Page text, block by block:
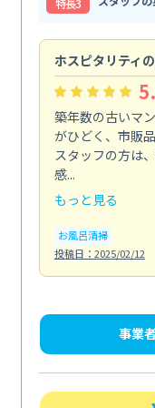
ホスピタリティ
築年数の古いマ
がひどく、市販
スタッフの方は
感...
もっと見る
お風呂清掃
投稿日：2025/02/12
事業